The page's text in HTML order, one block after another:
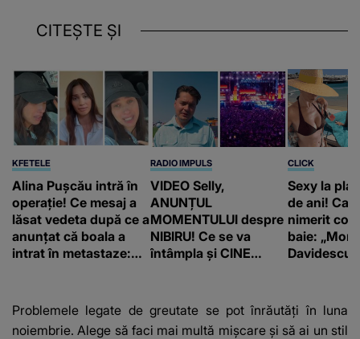
CITEȘTE ȘI
KFETELE
Alina Pușcău intră în
operație! Ce mesaj a
lăsat vedeta după ce a
anunțat că boala a
intrat în metastaze:
RADIO IMPULS
VIDEO Selly,
ANUNȚUL
MOMENTULUI despre
NIBIRU! Ce se va
întâmpla și CINE
e ciudă că..."
CLICK
Sexy la
de ani!
nimerit
baie:
Davidescu
Problemele legate de greutate se pot înrăutăți în luna
noiembrie. Alege să faci mai multă mișcare și să ai un stil